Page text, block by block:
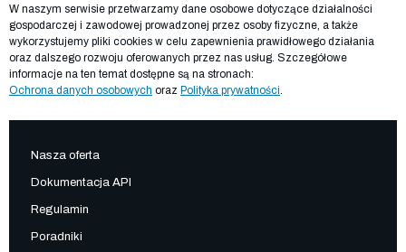
W naszym serwisie przetwarzamy dane osobowe dotyczące działalności
gospodarczej i zawodowej prowadzonej przez osoby fizyczne, a także
wykorzystujemy pliki cookies w celu zapewnienia prawidłowego działania
oraz dalszego rozwoju oferowanych przez nas usług. Szczegółowe
informacje na ten temat dostępne są na stronach:
Ochrona danych osobowych oraz Polityka prywatności
Nasza oferta
Dokumentacja API
Regulamin
Poradniki